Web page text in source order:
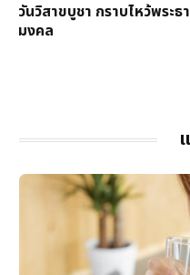
วันวิสาขบูชา กราบไหว้พระ
มงคล